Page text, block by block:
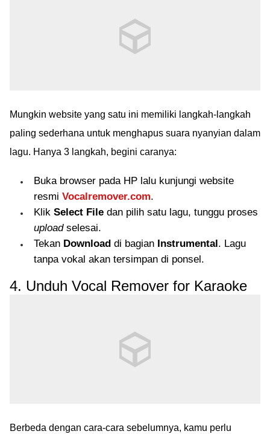
Mungkin website yang satu ini memiliki langkah-langkah
paling sederhana untuk menghapus suara nyanyian dalam
lagu. Hanya 3 langkah, begini caranya:
Buka browser pada HP lalu kunjungi website
resmi Vocalremover.com.
Klik Select File dan pilih satu lagu, tunggu proses
uploadselesai.
Tekan Download di bagian Instrumental . Lagu
tanpa vokal akan tersimpan di ponsel.
4. Unduh Vocal Remover for Karaoke
Berbeda dengan cara-cara sebelumnya, kamu perlu